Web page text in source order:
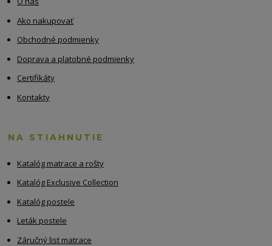
Ako nakupovať
Obchodné podmienky
Doprava a platobné podmienky
Certifikáty
Kontakty
NA STIAHNUTIE
Katalóg matrace a rošty
Katalóg Exclusive Collection
Katalóg postele
Leták postele
Záručný list matrace